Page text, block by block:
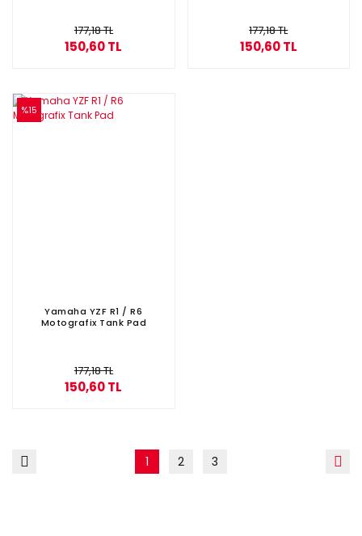
177,18 TL
150,60 TL
177,18 TL
150,60 TL
%15
Yamaha YZF R1 / R6
Motografix Tank Pad
177,18 TL
150,60 TL
1 2 3